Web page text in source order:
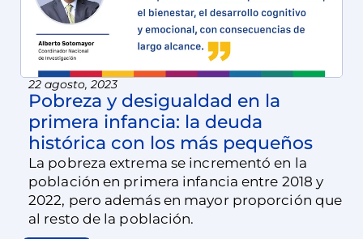
22 agosto, 2023
Pobreza y desigualdad en la
primera infancia: la deuda
histórica con los más pequeños
La pobreza extrema se incrementó en la
población en primera infancia entre 2018 y
2022, pero además en mayor proporción que
al resto de la población.